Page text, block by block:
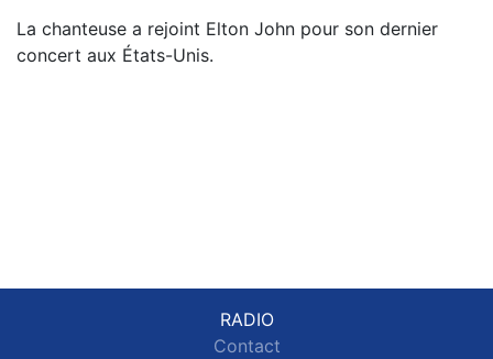
La chanteuse a rejoint Elton John pour son dernier
concert aux États-Unis.
RADIO
Contact